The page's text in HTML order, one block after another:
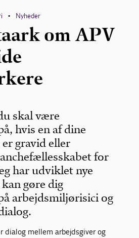
• Nyheder
om APV
skal være
hvis en af dine
gravid eller
for
har udviklet nye
gøre dig
arbejdsmiljørisici og
dialog mellem arbejdsgiver og